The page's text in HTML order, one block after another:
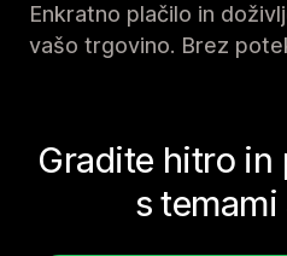
Enkratno plačilo in
vašo trgovino. Brez
Gradite hitro in
s